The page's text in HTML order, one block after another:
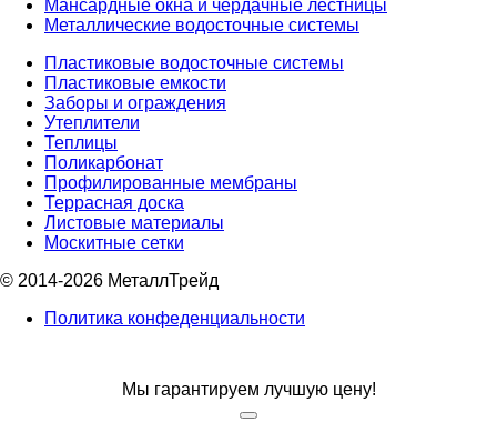
Мансардные окна и чердачные лестницы
Металлические водосточные системы
Пластиковые водосточные системы
Пластиковые емкости
Заборы и ограждения
Утеплители
Теплицы
Поликарбонат
Профилированные мембраны
Террасная доска
Листовые материалы
Москитные сетки
© 2014-2026 МеталлТрейд
Политика конфеденциальности
Мы гарантируем лучшую цену!